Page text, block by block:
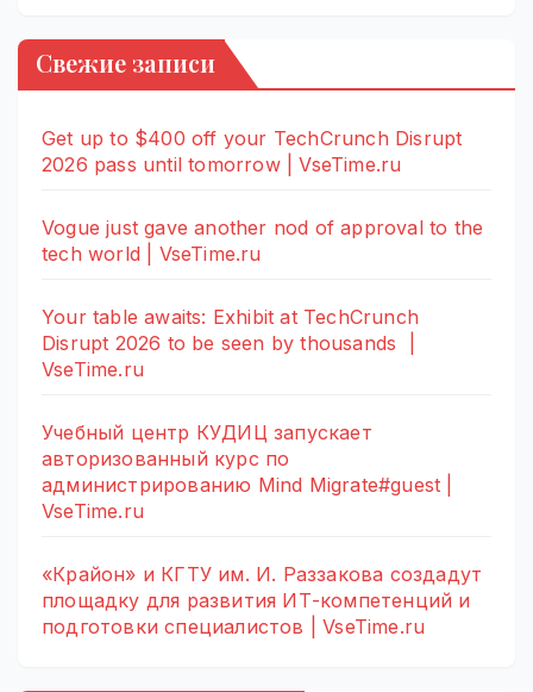
Свежие записи
Get up to $400 off your TechCrunch Disrupt
2026 pass until tomorrow | VseTime.ru
Vogue just gave another nod of approval to the
tech world | VseTime.ru
Your table awaits: Exhibit at TechCrunch
Disrupt 2026 to be seen by thousands |
VseTime.ru
Учебный центр КУДИЦ запускает
авторизованный курс по
администрированию Mind Migrate#guest |
VseTime.ru
«Крайон» и КГТУ им. И. Раззакова создадут
площадку для развития ИТ-компетенций и
подготовки специалистов | VseTime.ru